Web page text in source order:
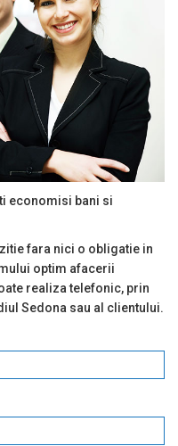
economisi bani si
fara nici o obligatie in
optim afacerii
realiza telefonic, prin
Sedona sau al clientului.